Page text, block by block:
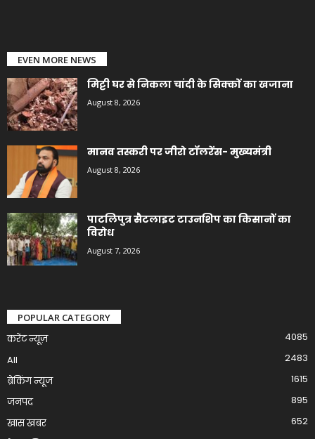
EVEN MORE NEWS
मिट्टी घर से निकला चांदी के सिक्कों का खजाना
August 8, 2026
मानव तस्करी पर जीरो टॉलरेंस- मुख्यमंत्री
August 8, 2026
पाटलिपुत्र सैटलाइट टाउनशिप का किसानों का
विरोध
August 7, 2026
POPULAR CATEGORY
करेंट न्यूज़
4085
All
2483
ब्रेकिंग न्यूज
1615
जनपद
895
खास खबर
652